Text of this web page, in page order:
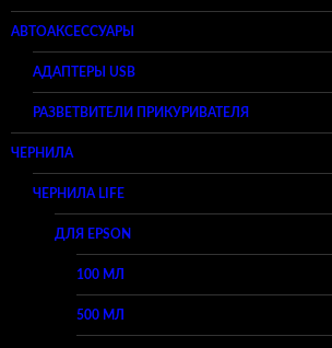
АВТОАКСЕССУАРЫ
АДАПТЕРЫ USB
РАЗВЕТВИТЕЛИ ПРИКУРИВАТЕЛЯ
ЧЕРНИЛА
ЧЕРНИЛА LIFE
ДЛЯ EPSON
100 МЛ
500 МЛ